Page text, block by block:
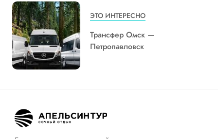
ЭТО ИНТЕРЕСНО
Трансфер Омск —
Петропавловск